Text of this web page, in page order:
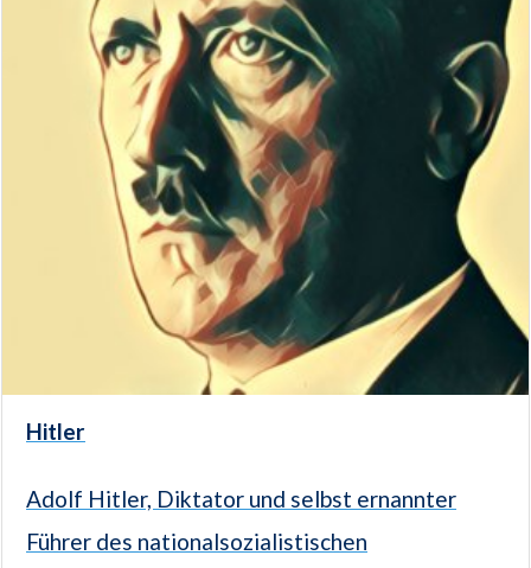
Hitler
Adolf Hitler, Diktator und selbst ernannter
Führer des nationalsozialistischen